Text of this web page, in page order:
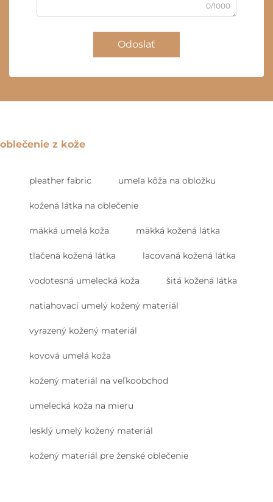
0/1000
Odoslať
oblečenie z kože
pleather fabric umela kôža na obložku
kožená látka na oblečenie
mäkká umelá koža mäkká kožená látka
tlačená kožená látka lacovaná kožená látka
vodotesná umelecká koža šitá kožená látka
natiahovací umelý kožený materiál
vyrazený kožený materiál
kovová umelá koža
kožený materiál na veľkoobchod
umelecká koža na mieru
lesklý umelý kožený materiál
kožený materiál pre ženské oblečenie